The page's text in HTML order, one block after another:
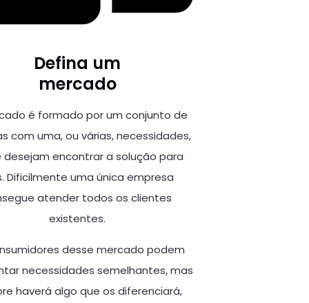
Defina um
mercado
é formado por um conjunto de
com uma, ou várias, necessidades,
desejam encontrar a solução para
Dificilmente uma única empresa
atender todos os clientes
existentes.
desse mercado podem
necessidades semelhantes, mas
haverá algo que os diferenciará,